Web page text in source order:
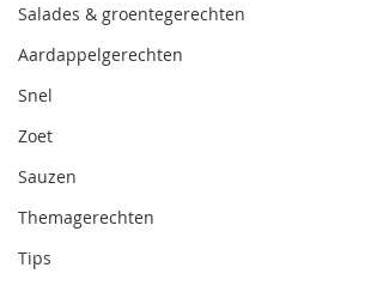
Salades & groentegerechten
Aardappelgerechten
Snel
Zoet
Sauzen
Themagerechten
Tips